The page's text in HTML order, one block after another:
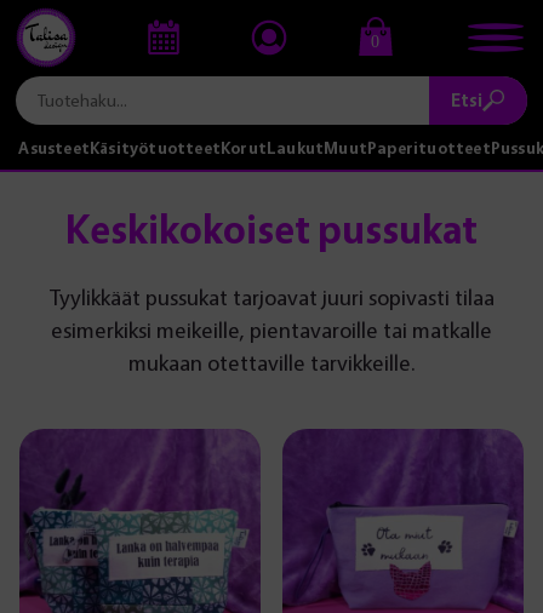
0
Etsi
AsusteetKäsityötuotteetKorutLaukutMuutPaperituotteet
Keskikokoiset pussukat
Tyylikkäät pussukat tarjoavat juuri sopivasti tilaa
esimerkiksi meikeille, pientavaroille tai matkalle
mukaan otettaville tarvikkeille.
Tällä
useampi
muunnelma.
Voit
tehdä